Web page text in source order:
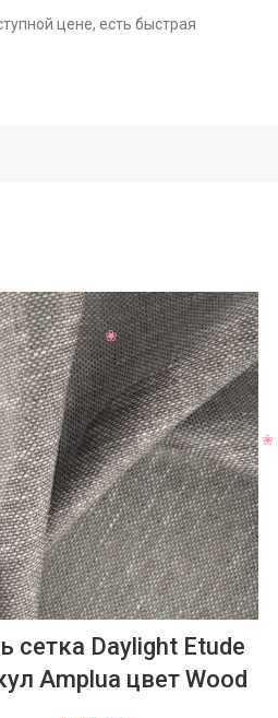
цене, есть быстрая
сетка Daylight Etude
Amplua цвет Wood